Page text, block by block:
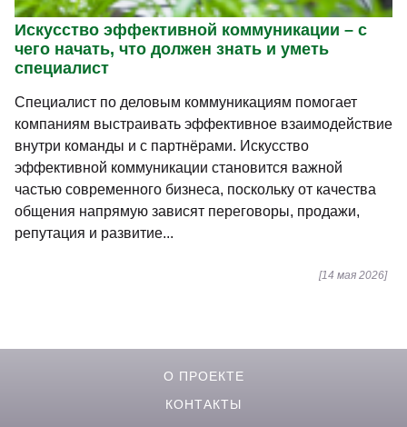
Искусство эффективной коммуникации – с
чего начать, что должен знать и уметь
специалист
Специалист по деловым коммуникациям помогает
компаниям выстраивать эффективное взаимодействие
внутри команды и с партнёрами. Искусство
эффективной коммуникации становится важной
частью современного бизнеса, поскольку от качества
общения напрямую зависят переговоры, продажи,
репутация и развитие...
[14 мая 2026]
О ПРОЕКТЕ
КОНТАКТЫ